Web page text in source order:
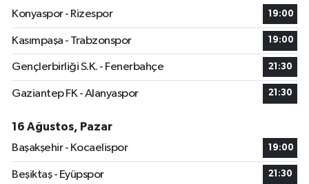
Konyaspor - Rizespor
19:00
Kasımpaşa - Trabzonspor 19:00
Gençlerbirliği S.K. - Fenerbahçe 21:30
Gaziantep FK - Alanyaspor 21:30
16 Ağustos, Pazar
Başakşehir - Kocaelispor
19:00
Beşiktaş - Eyüpspor 21:30